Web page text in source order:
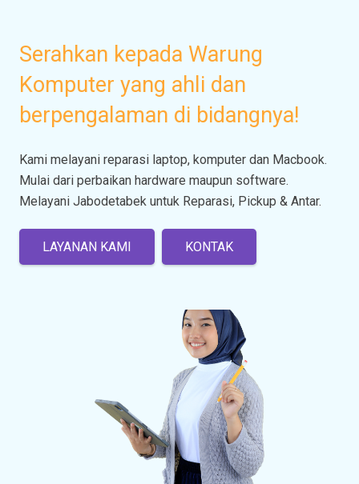
Serahkan kepada Warung
Komputer yang ahli dan
berpengalaman di bidangnya!
Kami melayani reparasi laptop, komputer dan Macbook.
Mulai dari perbaikan hardware maupun software.
Melayani Jabodetabek untuk Reparasi, Pickup & Antar.
LAYANAN KAMI KONTAK